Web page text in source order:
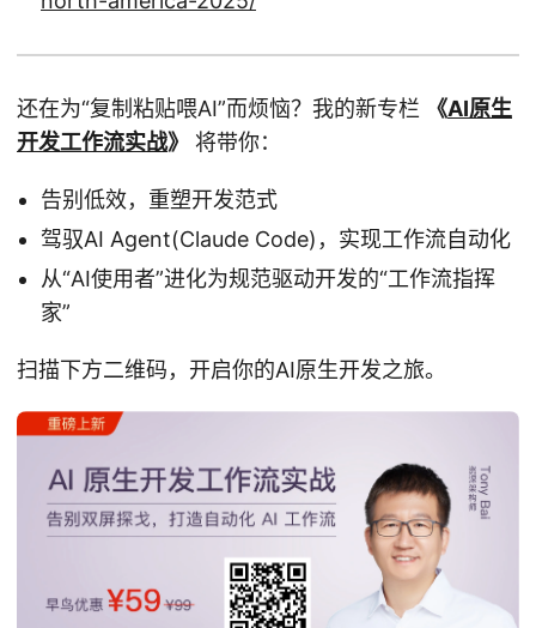
还在为“复制粘贴喂AI”而烦恼？我的新专栏 《AI原生
开发工作流实战》 将带你：
告别低效，重塑开发范式
驾驭AI Agent(Claude Code)，实现工作流自动化
从“AI使用者”进化为规范驱动开发的“工作流指挥
家”
扫描下方二维码，开启你的AI原生开发之旅。